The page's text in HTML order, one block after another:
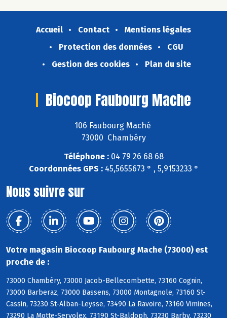
Accueil Contact
Mentions légales
Protection des données
CGU
Gestion des cookies
Plan du site
Biocoop Faubourg Mache
106 Faubourg Maché
73000 Chambéry
Téléphone :04 79 26 68 68
Coordonnées GPS :45,5655673 ° , 5,9153233 °
Nous suivre sur
Votre magasin Biocoop Faubourg Mache (73000) est
proche de :
73000 Chambéry, 73000 Jacob-Bellecombette, 73160 Cognin,
73000 Barberaz, 73000 Bassens, 73000 Montagnole, 73160 St-
Cassin, 73230 St-Alban-Leysse, 73490 La Ravoire, 73160 Vimines,
73290 La Motte-Servolex, 73190 St-Baldoph, 73230 Barby, 73230